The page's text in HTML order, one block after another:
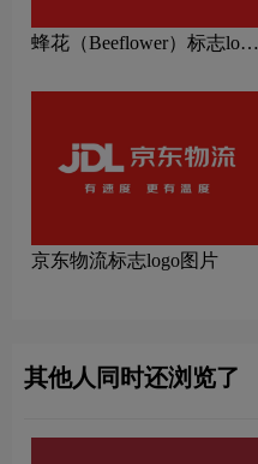
蜂花（Beeflower）标志logo
京东物流标志logo图片
其他人同时还浏览了